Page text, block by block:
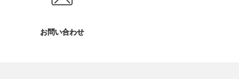
お問い合わせ